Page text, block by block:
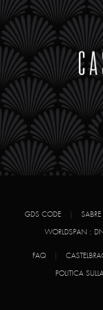
GDS CODE
WORLDSPAN :
FAQ
POLITICA